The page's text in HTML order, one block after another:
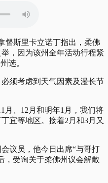
督斯里卡立诺丁指出，柔佛
，因为该州全年活动行程紧
选。
须考虑到天气因素及漫长节
月、12月和明年1月，我们将
宜等地区。接着2月和3月又
议员，他今日出席“与哥打
，受询关于柔佛州议会解散